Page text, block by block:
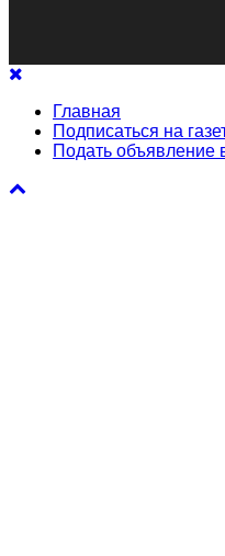
Главная
Подписаться на
Подать объявление